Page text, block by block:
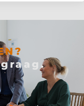
graag.